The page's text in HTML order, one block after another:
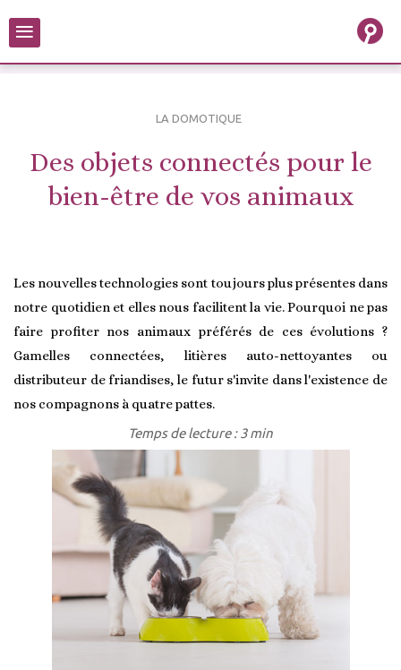
≡
LA DOMOTIQUE
Des objets connectés pour le
bien-être de vos animaux
Les nouvelles technologies sont toujours plus présentes dans
notre quotidien et elles nous facilitent la vie. Pourquoi ne pas
faire profiter nos animaux préférés de ces évolutions ?
Gamelles connectées, litières auto-nettoyantes ou
distributeur de friandises, le futur s'invite dans l'existence de
nos compagnons à quatre pattes.
Temps de lecture : 3 min